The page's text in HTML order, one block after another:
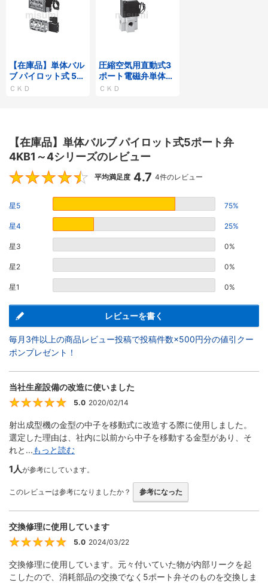
【在庫品】単体バル
ブ パイロット式 5ポ
ート弁セレックスバ
ＣＫＤ
圧縮空気用直動式3
ポート電磁弁単体
（ジャスフィットバ
ＣＫＤ
【在庫品】単体バルブ パイロット式5ポート弁
4KB1～4シリーズのレビュー
4.7
平均満足度 4.7 4件のレビュー
星5 75%
星4 25%
星3 0%
星2 0%
星1 0%
レビューを書く
毎月3件以上の商品レビュー投稿で投稿件数×500円分の値引クー
ポンプレゼント！
当社生産設備の改造に使いました
5
5.0 2020/02/14
射出成型機の金型の中子を移動式に改造する際に使用しました。
選定した理由は、社内に以前から中子を移動する金型があり、そ
れと...もっと読む
1人が参考にしています。
このレビューは参考になりましたか？ 参考になった
交換修理に使用しています
5
5.0 2024/03/22
交換修理に使用しています。元々付いていた物が内部リークを起
こしたので、消耗部品の交換でなく5ポート弁そのものを交換しま